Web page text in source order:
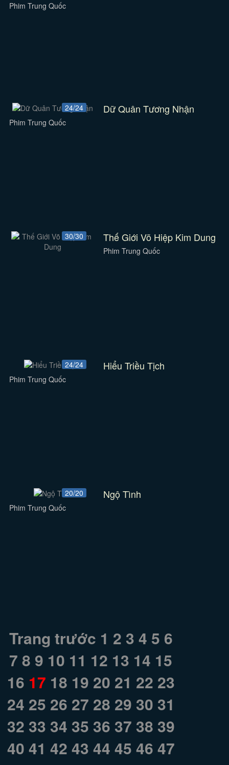
Phim Trung Quốc
24/24 Dữ Quân Tương Nhận
Phim Trung Quốc
30/30 Thế Giới Võ Hiệp Kim Dung
Phim Trung Quốc
24/24 Hiểu Triều Tịch
Phim Trung Quốc
20/20 Ngộ Tình
Phim Trung Quốc
Trang trước 1 2 3 4 5 6
7 8 9 10 11 12 13 14 15
16 17 18 19 20 21 22 23
24 25 26 27 28 29 30 31
32 33 34 35 36 37 38 39
40 41 42 43 44 45 46 47